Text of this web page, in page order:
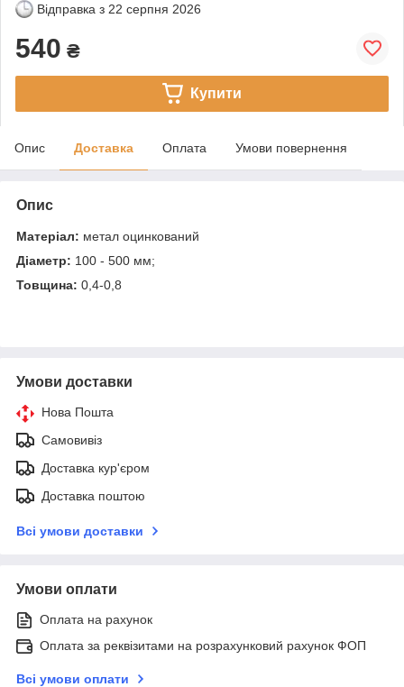
Відправка з 22 серпня 2026
540 ₴
Купити
Опис Доставка Оплата Умови повернення
Опис
Матеріал: метал оцинкований
Діаметр: 100 - 500 мм;
Товщина: 0,4-0,8
Умови доставки
Нова Пошта
Самовивіз
Доставка кур'єром
Доставка поштою
Всі умови доставки
Умови оплати
Оплата на рахунок
Оплата за реквізитами на розрахунковий рахунок ФОП
Всі умови оплати